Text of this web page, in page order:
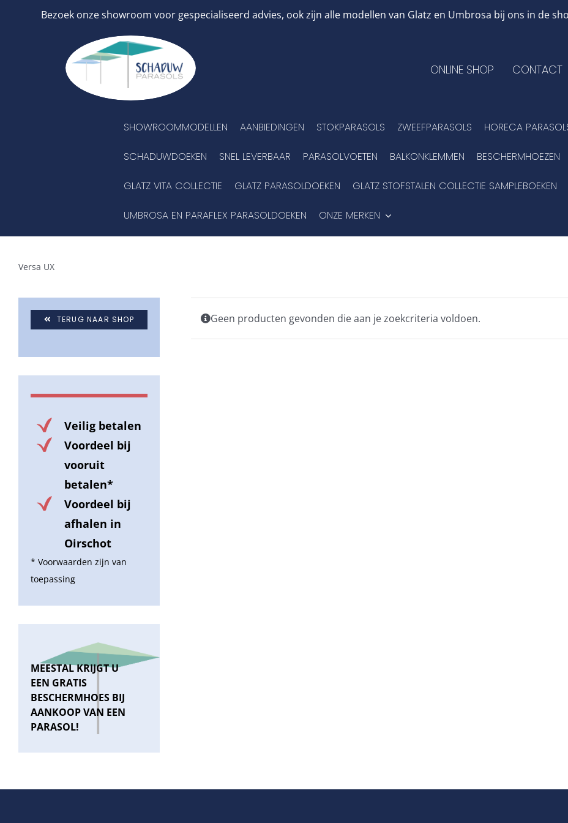
Bezoek onze showroom voor gespecialiseerd advies, ook zijn alle modellen van Glatz en Umbrosa bij ons in de
ONLINE SHOP CONTACT
SHOWROOMMODELLEN AANBIEDINGEN STOKPARASOLS ZWEEFPARASOLS HORECA
SCHADUWDOEKEN SNEL LEVERBAAR PARASOLVOETEN BALKONKLEMMEN BESCHERMHOEZEN
GLATZ VITA COLLECTIE GLATZ PARASOLDOEKEN GLATZ STOFSTALEN COLLECTIE SAMPLEBOEKEN
UMBROSA EN PARAFLEX PARASOLDOEKEN ONZE MERKEN
Versa UX
Geen producten gevonden die aan je zoekcriteria voldoen.
TERUG NAAR SHOP
Veilig betalen
Voordeel bij
vooruit
betalen*
Voordeel bij
afhalen in
Oirschot
* Voorwaarden zijn van
toepassing
MEESTAL KRIJGT U
EEN GRATIS
BESCHERMHOES BIJ
AANKOOP VAN EEN
PARASOL!